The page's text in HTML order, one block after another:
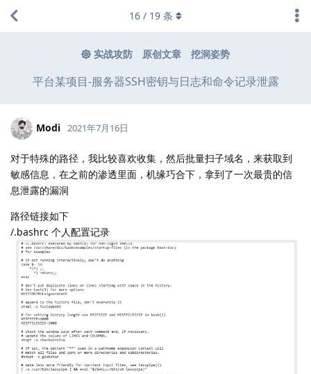
实战攻防 原创文章 挖洞姿势
平台某项目-服务器SSH密钥与日志和命令记录泄露
16 / 19 条
Modi 2021年7月16日
对于特殊的路径，我比较喜欢收集，然后批量扫子域名，来获取到
敏感信息，在之前的渗透里面，机缘巧合下，拿到了一次最贵的信
息泄露的漏洞
路径链接如下
/.bashrc 个人配置记录